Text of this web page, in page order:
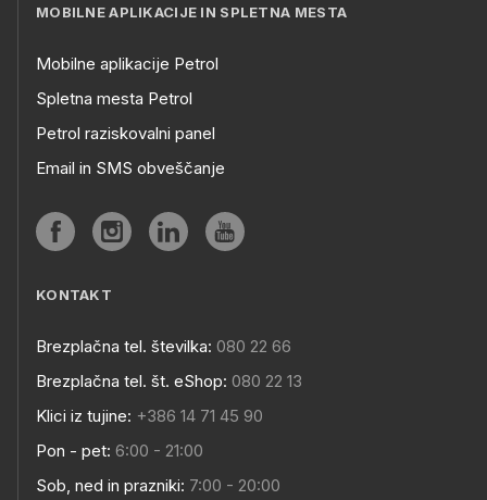
MOBILNE APLIKACIJE IN SPLETNA MESTA
Mobilne aplikacije Petrol
Spletna mesta Petrol
Petrol raziskovalni panel
Email in SMS obveščanje
KONTAKT
Brezplačna tel. številka: 080 22 66
Brezplačna tel. št. eShop: 080 22 13
Klici iz tujine: +386 14 71 45 90
Pon - pet: 6:00 - 21:00
Sob, ned in prazniki: 7:00 - 20:00